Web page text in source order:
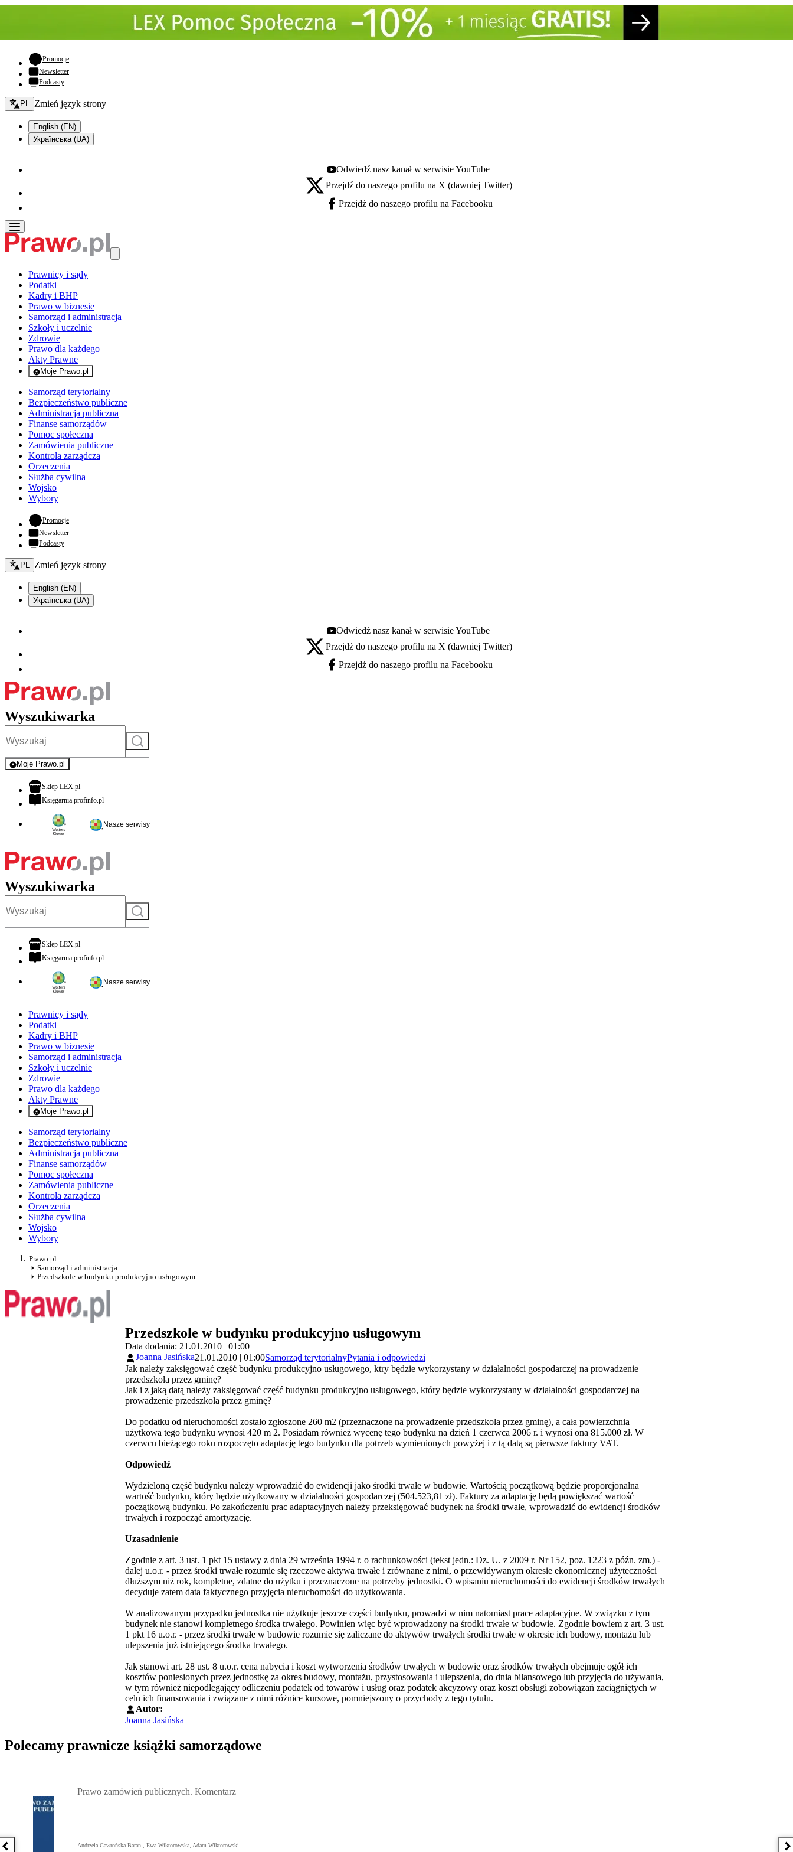
Promocje- otwiera się w nowej karcie
Newsletter
Podcasty
Zmień język - bieżący:
PL Zmień język strony
English (EN)
Українська (UA)
Youtube - otwiera się w nowej karcie
Odwiedź nasz kanał w serwisie YouTube
X - otwiera się w nowej karcie
Przejdź do naszego profilu na X (dawniej Twitter)
Facebook - otwiera się w nowej karcie
Przejdź do naszego profilu na Facebooku
Prawnicy i sądy
Podatki
Kadry i BHP
Prawo w biznesie
Samorząd i administracja
Szkoły i uczelnie
Zdrowie
Prawo dla każdego
Akty Prawne
Moje Prawo.pl
- rejestracja i logowanie do serwisu
Samorząd terytorialny
Bezpieczeństwo publiczne
Administracja publiczna
Finanse samorządów
Pomoc społeczna
Zamówienia publiczne
Kontrola zarządcza
Orzeczenia
Służba cywilna
Wojsko
Wybory
Promocje- otwiera się w nowej karcie
Newsletter
Podcasty
Zmień język - bieżący:
PL Zmień język strony
English (EN)
Українська (UA)
Youtube - otwiera się w nowej karcie
Odwiedź nasz kanał w serwisie YouTube
X - otwiera się w nowej karcie
Przejdź do naszego profilu na X (dawniej Twitter)
Facebook - otwiera się w nowej karcie
Przejdź do naszego profilu na Facebooku
Wyszukiwarka
Szukaj
Moje Prawo.pl
- rejestracja i logowanie do serwisu
Sklep LEX.plotwiera się w nowej karcie
Księgarnia profinfo.plotwiera się w nowej karcie
Nasze serwisy
Wyszukiwarka
Szukaj
Sklep LEX.plotwiera się w nowej karcie
Księgarnia profinfo.plotwiera się w nowej karcie
Nasze serwisy
Prawnicy i sądy
Podatki
Kadry i BHP
Prawo w biznesie
Samorząd i administracja
Szkoły i uczelnie
Zdrowie
Prawo dla każdego
Akty Prawne
Moje Prawo.pl
- rejestracja i logowanie do serwisu
Samorząd terytorialny
Bezpieczeństwo publiczne
Administracja publiczna
Finanse samorządów
Pomoc społeczna
Zamówienia publiczne
Kontrola zarządcza
Orzeczenia
Służba cywilna
Wojsko
Wybory
Prawo.pl
Samorząd i administracja
Przedszkole w budynku produkcyjno usługowym
Przedszkole w budynku produkcyjno usługowym
Data dodania: 21.01.2010 | 01:00
Joanna Jasińska21.01.2010 | 01:00Samorząd terytorialnyPytania i odpowiedzi
Jak należy zaksięgować część budynku produkcyjno usługowego, ktry będzie wykorzystany w działalności gospodarczej na prowadzenie
przedszkola przez gminę?
Jak i z jaką datą należy zaksięgować część budynku produkcyjno usługowego, który będzie wykorzystany w działalności gospodarczej na
prowadzenie przedszkola przez gminę?
Do podatku od nieruchomości zostało zgłoszone 260 m2 (przeznaczone na prowadzenie przedszkola przez gminę), a cała powierzchnia
użytkowa tego budynku wynosi 420 m 2. Posiadam również wycenę tego budynku na dzień 1 czerwca 2006 r. i wynosi ona 815.000 zł. W
czerwcu bieżącego roku rozpoczęto adaptację tego budynku dla potrzeb wymienionych powyżej i z tą datą są pierwsze faktury VAT.
Odpowiedź
Wydzieloną część budynku należy wprowadzić do ewidencji jako środki trwałe w budowie. Wartością początkową będzie proporcjonalna
wartość budynku, który będzie użytkowany w działalności gospodarczej (504.523,81 zł). Faktury za adaptację będą powiększać wartość
początkową budynku. Po zakończeniu prac adaptacyjnych należy przeksięgować budynek na środki trwałe, wprowadzić do ewidencji środków
trwałych i rozpocząć amortyzację.
Uzasadnienie
Zgodnie z art. 3 ust. 1 pkt 15 ustawy z dnia 29 września 1994 r. o rachunkowości (tekst jedn.: Dz. U. z 2009 r. Nr 152, poz. 1223 z późn. zm.) -
dalej u.o.r. - przez środki trwałe rozumie się rzeczowe aktywa trwałe i zrównane z nimi, o przewidywanym okresie ekonomicznej użyteczności
dłuższym niż rok, kompletne, zdatne do użytku i przeznaczone na potrzeby jednostki. O wpisaniu nieruchomości do ewidencji środków trwałych
decyduje zatem data faktycznego przyjęcia nieruchomości do użytkowania.
W analizowanym przypadku jednostka nie użytkuje jeszcze części budynku, prowadzi w nim natomiast prace adaptacyjne. W związku z tym
budynek nie stanowi kompletnego środka trwałego. Powinien więc być wprowadzony na środki trwałe w budowie. Zgodnie bowiem z art. 3 ust.
1 pkt 16 u.o.r. - przez środki trwałe w budowie rozumie się zaliczane do aktywów trwałych środki trwałe w okresie ich budowy, montażu lub
ulepszenia już istniejącego środka trwałego.
Jak stanowi art. 28 ust. 8 u.o.r. cena nabycia i koszt wytworzenia środków trwałych w budowie oraz środków trwałych obejmuje ogół ich
kosztów poniesionych przez jednostkę za okres budowy, montażu, przystosowania i ulepszenia, do dnia bilansowego lub przyjęcia do używania,
w tym również niepodlegający odliczeniu podatek od towarów i usług oraz podatek akcyzowy oraz koszt obsługi zobowiązań zaciągniętych w
celu ich finansowania i związane z nimi różnice kursowe, pomniejszony o przychody z tego tytułu.
Autor:
Joanna Jasińska
Polecamy prawnicze książki samorządowe
Poprzednia książka
Prawo zamówień publicznych. Komentarz
Andrzela Gawrońska-Baran , Ewa Wiktorowska, Adam Wiktorowski